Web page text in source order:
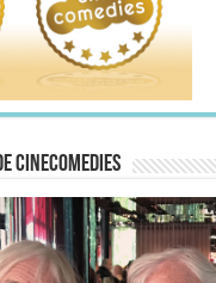
CineComedies